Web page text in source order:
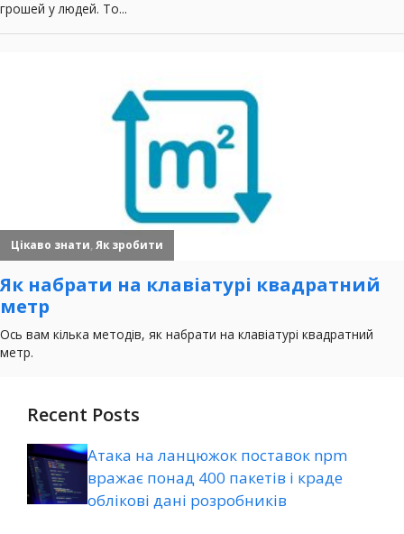
Recent Posts
Атака на ланцюжок поставок npm
вражає понад 400 пакетів і краде
облікові дані розробників